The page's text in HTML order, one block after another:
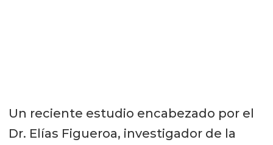
Un reciente estudio encabezado por el
Dr. Elías Figueroa, investigador de la